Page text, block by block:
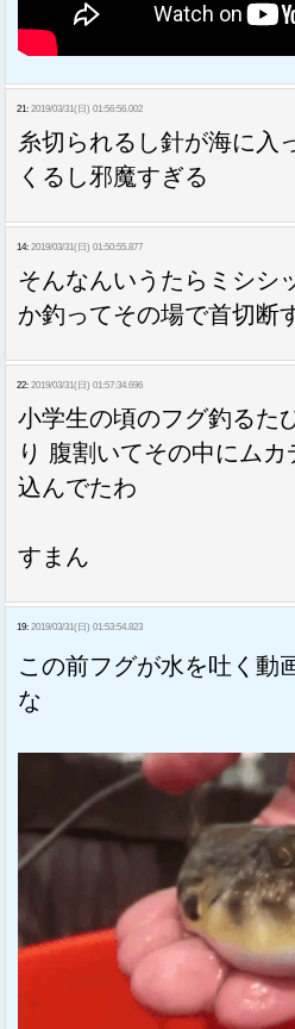
21: 2019/03/31(日) 01:56:56.002
糸切られるし針が海に入
くるし邪魔すぎる
14: 2019/03/31(日) 01:50:55.877
そんなんいうたらミシシ
か釣ってその場で首切断
22: 2019/03/31(日) 01:57:34.696
小学生の頃のフグ釣るた
り 腹割いてその中にムカ
込んでたわ
すまん
19: 2019/03/31(日) 01:53:54.823
この前フグが水を吐く動
な